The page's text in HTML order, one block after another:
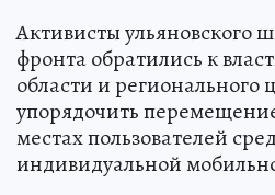
Активисты ульяновского
фронта обратились к
области и регионального
упорядочить
местах пользователей
индивидуальной